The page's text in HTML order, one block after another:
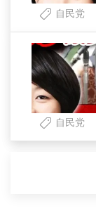
自民党
自民党